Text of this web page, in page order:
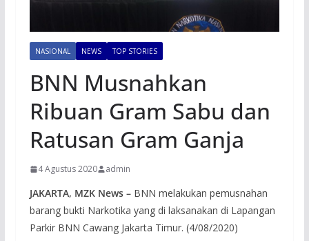
NASIONAL NEWS TOP STORIES
BNN Musnahkan
Ribuan Gram Sabu dan
Ratusan Gram Ganja
4 Agustus 2020 admin
JAKARTA, MZK News – BNN melakukan pemusnahan
barang bukti Narkotika yang di laksanakan di Lapangan
Parkir BNN Cawang Jakarta Timur. (4/08/2020)